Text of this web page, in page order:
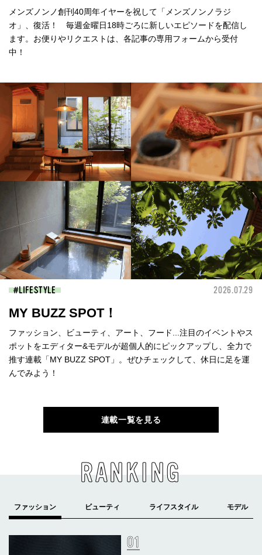
メンズノンノ創刊40周年イヤーを祝して「メンズノンノラジ
オ」、復活！ 毎週金曜日18時ごろに新しいエピソードを配信し
ます。お便りやリクエストは、各記事の専用フォームから受付
中！
LIFESTYLE 2026.07.29
MY BUZZ SPOT！
ファッション、ビューティ、アート、フード...注目のイベントやス
ポットをエディター&モデルが超個人的にピックアップし、全力で
推す連載「MY BUZZ SPOT」。ぜひチェックして、休日に足を運
んでみよう！
連載一覧を見る
RANKING